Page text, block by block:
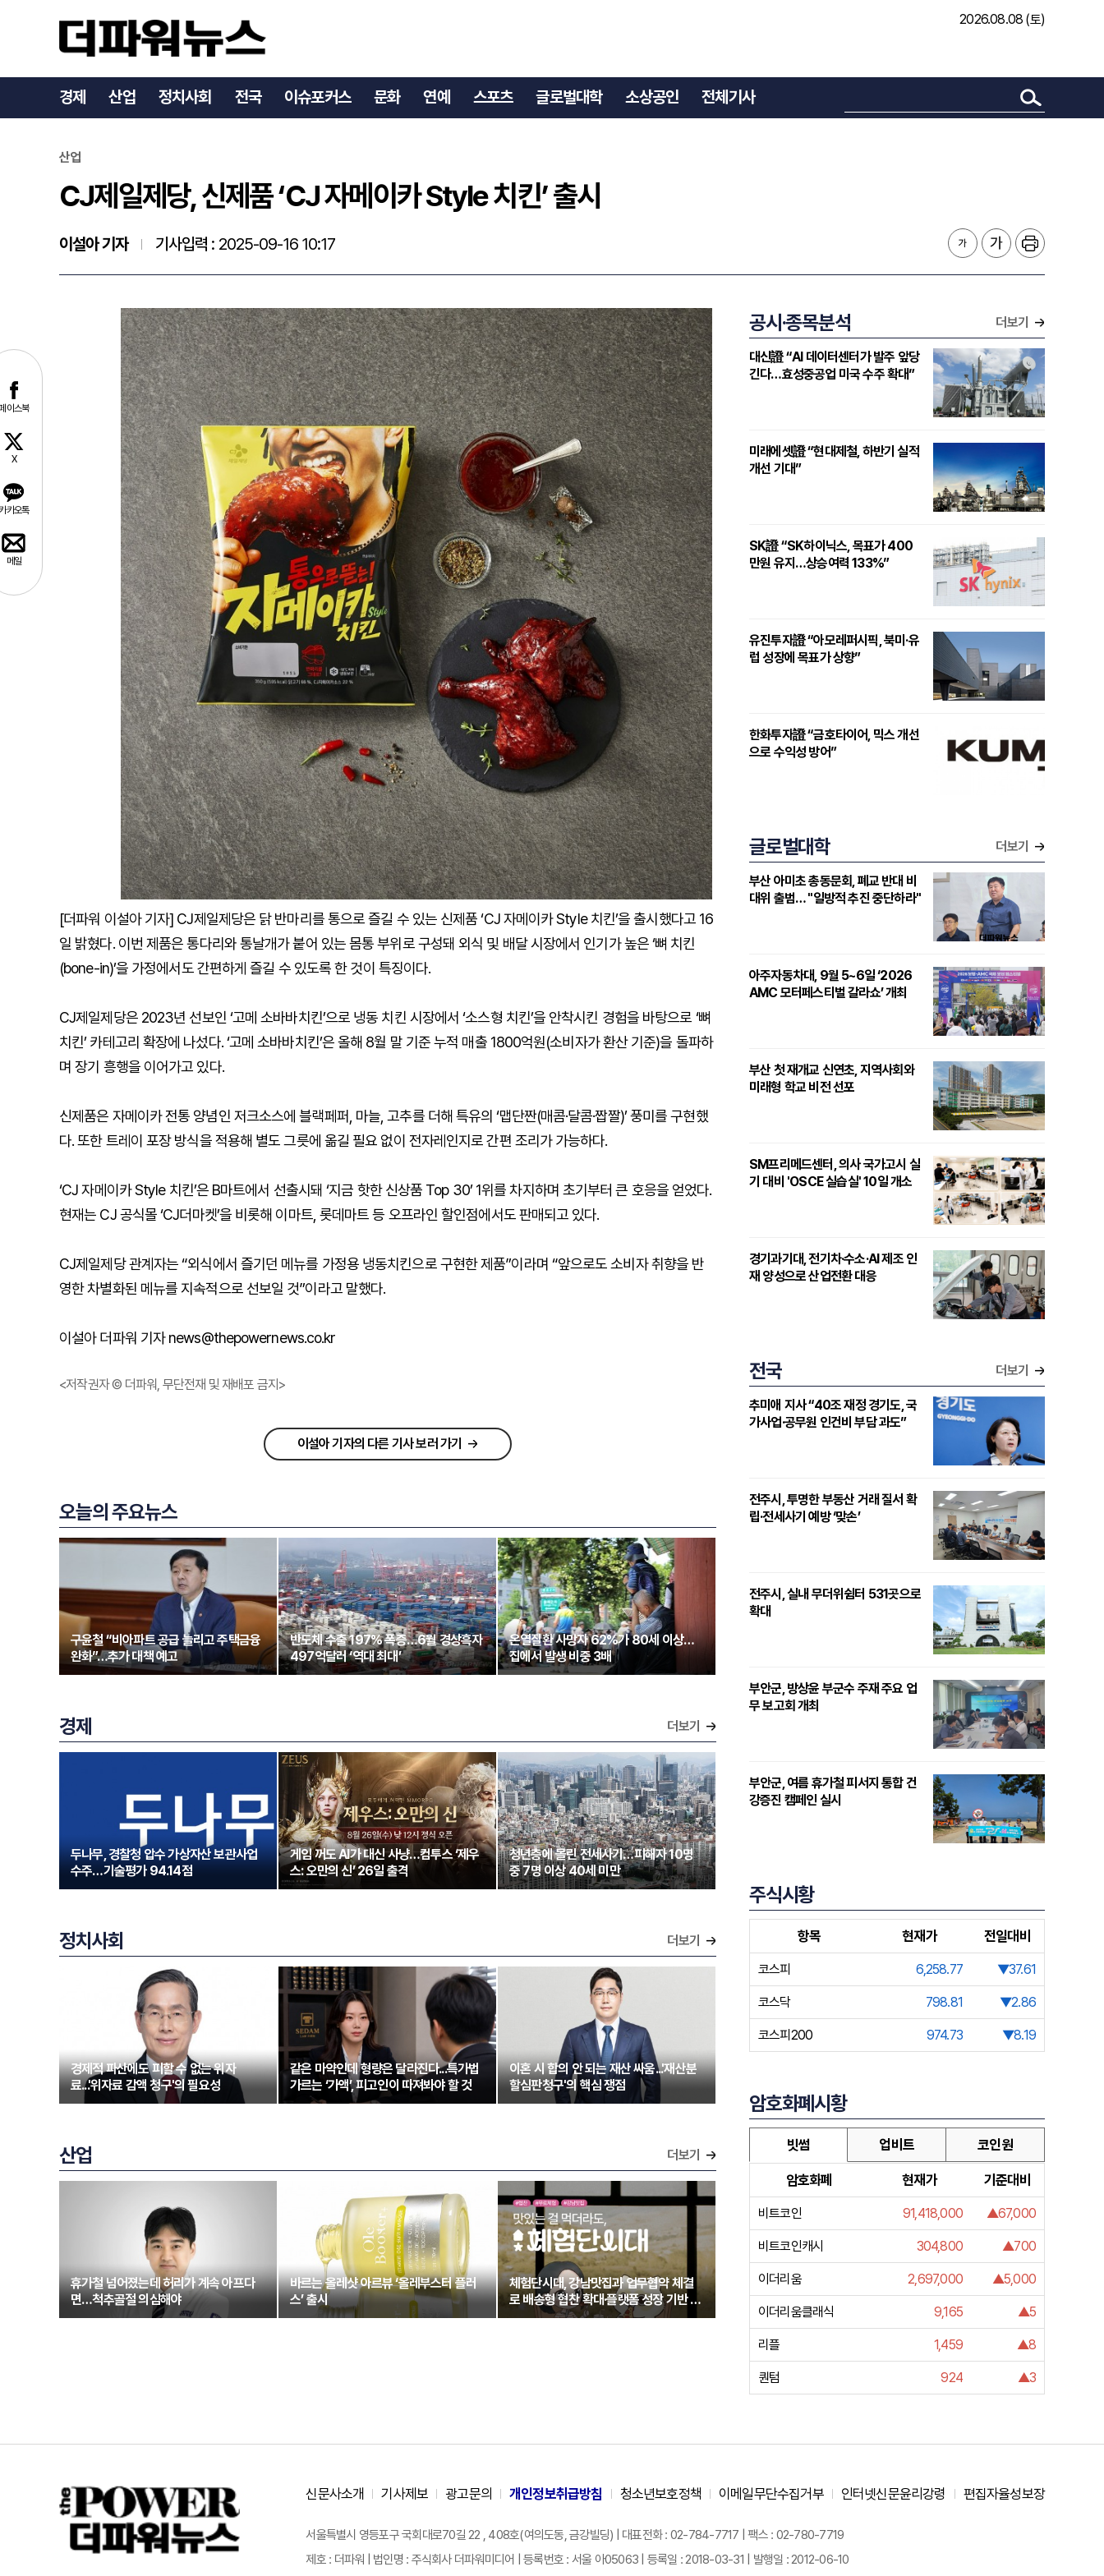
2026.08.08 (토)
경제 산업 정치사회 전국 이슈포커스 문화 연예 스포츠 글로벌대학 소상공인 전체기사
CJ제일제당, 신제품 ‘CJ 자메이카 Style 치킨’ 출시
이스북
X
카오톡
메일
산업
CJ제일제당, 신제품 ‘CJ 자메이카 Style 치킨’ 출시
이설아 기자 기사입력 : 2025-09-16 10:17
[더파워 이설아 기자] CJ제일제당은 닭 반마리를 통으로 즐길 수 있는 신제품 ‘CJ 자메이카 Style 치킨’을 출시했다고 16
일 밝혔다. 이번 제품은 통다리와 통날개가 붙어 있는 몸통 부위로 구성돼 외식 및 배달 시장에서 인기가 높은 ‘뼈 치킨
(bone-in)’을 가정에서도 간편하게 즐길 수 있도록 한 것이 특징이다.
CJ제일제당은 2023년 선보인 ‘고메 소바바치킨’으로 냉동 치킨 시장에서 ‘소스형 치킨’을 안착시킨 경험을 바탕으로 ‘뼈
치킨’ 카테고리 확장에 나섰다. ‘고메 소바바치킨’은 올해 8월 말 기준 누적 매출 1800억원(소비자가 환산 기준)을 돌파하
며 장기 흥행을 이어가고 있다.
신제품은 자메이카 전통 양념인 저크소스에 블랙페퍼, 마늘, 고추를 더해 특유의 ‘맵단짠(매콤·달콤·짭짤)’ 풍미를 구현했
다. 또한 트레이 포장 방식을 적용해 별도 그릇에 옮길 필요 없이 전자레인지로 간편 조리가 가능하다.
‘CJ 자메이카 Style 치킨’은 B마트에서 선출시돼 ‘지금 핫한 신상품 Top 30’ 1위를 차지하며 초기부터 큰 호응을 얻었다.
현재는 CJ 공식몰 ‘CJ더마켓’을 비롯해 이마트, 롯데마트 등 오프라인 할인점에서도 판매되고 있다.
CJ제일제당 관계자는 “외식에서 즐기던 메뉴를 가정용 냉동치킨으로 구현한 제품”이라며 “앞으로도 소비자 취향을 반
영한 차별화된 메뉴를 지속적으로 선보일 것”이라고 말했다.
이설아 더파워 기자 news@thepowernews.co.kr
<저작권자 © 더파워, 무단전재 및 재배포 금지>
이설아 기자의 다른 기사 보러 가기
오늘의 주요뉴스
구윤철 “비아파트 공급 늘리고 주택금융
완화”…추가 대책 예고
반도체 수출 197% 폭증…6월 경상흑자
497억달러 ‘역대 최대’
온열질환 사망자 62%가 80세 이상…
집에서 발생 비중 3배
경제 더보기
두나무, 경찰청 압수 가상자산 보관사업
수주…기술평가 94.14점
게임 꺼도 AI가 대신 사냥…컴투스 ‘제우
스: 오만의 신’ 26일 출격
청년층에 몰린 전세사기…피해자 10명
중 7명 이상 40세 미만
정치사회 더보기
경제적 파산에도 피할 수 없는 위자
료...'위자료 감액 청구'의 필요성
같은 마약인데 형량은 달라진다...특가법
가르는 ‘가액’, 피고인이 따져봐야 할 것
이혼 시 합의 안 되는 재산 싸움...'재산분
할심판청구'의 핵심 쟁점
산업 더보기
휴가철 넘어졌는데 허리가 계속 아프다
면…척추골절 의심해야
바르는 올레샷 아르뷰 ‘올레부스터 플러
스’ 출시
체험단시대, 강남맛집과 업무협약 체결
로 배송형 협찬 확대·플랫폼 성장 기반 강
화
공시·종목분석 더보기
대신證 “AI 데이터센터가 발주 앞당
긴다…효성중공업 미국 수주 확대”
미래에셋證 “현대제철, 하반기 실적
개선 기대”
SK證 “SK하이닉스, 목표가 400
만원 유지…상승여력 133%”
유진투자證 “아모레퍼시픽, 북미·유
럽 성장에 목표가 상향”
한화투자證 “금호타이어, 믹스 개선
으로 수익성 방어”
글로벌대학 더보기
부산 아미초 총동문회, 폐교 반대 비
대위 출범… "일방적 추진 중단하라"
아주자동차대, 9월 5~6일 ‘2026
AMC 모터페스티벌 갈라쇼’ 개최
부산 첫 재개교 신연초, 지역사회와
미래형 학교 비전 선포
SM프리메드센터, 의사 국가고시 실
기 대비 'OSCE 실습실' 10일 개소
경기과기대, 전기차·수소·AI 제조 인
재 양성으로 산업전환 대응
전국 더보기
추미애 지사 “40조 재정 경기도, 국
가사업·공무원 인건비 부담 과도”
전주시, 투명한 부동산 거래 질서 확
립·전세사기 예방 ‘맞손’
전주시, 실내 무더위쉼터 531곳으로
확대
부안군, 방상윤 부군수 주재 주요 업
무 보고회 개최
부안군, 여름 휴가철 피서지 통합 건
강증진 캠페인 실시
주식시황
항목 현재가 전일대비
코스피 6,258.77 ▼37.61
코스닥 798.81 ▼2.86
코스피200 974.73 ▼8.19
암호화폐시황
빗썸 업비트 코인원
암호화폐 현재가 기준대비
비트코인 91,418,000 ▲67,000
비트코인캐시 304,800 ▲700
이더리움 2,697,000 ▲5,000
이더리움클래식 9,165 ▲5
리플 1,459 ▲8
퀀텀 924 ▲3
신문사소개 기사제보 광고문의 개인정보취급방침 청소년보호정책 이메일무단수집거부 인터넷신문윤리강령 편집자율성보장
서울특별시 영등포구 국회대로70길 22 , 408호(여의도동, 금강빌딩) | 대표전화 : 02-784-7717 | 팩스 : 02-780-7719
제호 : 더파워 | 법인명 : 주식회사 더파워미디어 | 등록번호 : 서울 아05063 | 등록일 : 2018-03-31 | 발행일 : 2012-06-10